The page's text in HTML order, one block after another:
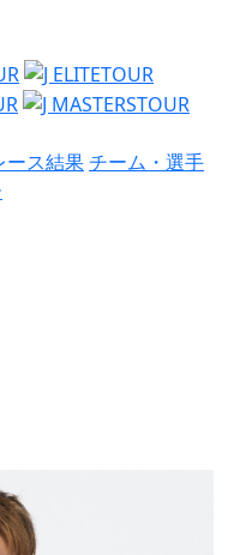
ース結果チーム・選手